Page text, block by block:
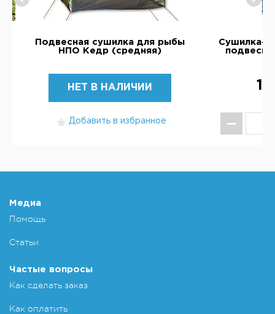
Подвесная сушилка для рыбы
НПО Кедр (средняя)
НЕТ В НАЛИЧИИ
Добавить в избранное
Сушилка-
1
Медиа
Помощь
Статьи
Частые вопросы
Как сделать заказ
Как оплатить